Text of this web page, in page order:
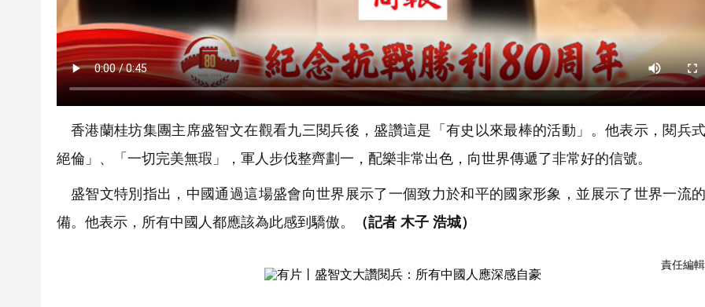
香港蘭桂坊集團主席盛智文在觀看九三閱兵後，盛讚這是「有史以來最棒的活動」。他表示，閱兵
絕倫」、「一切完美無瑕」，軍人步伐整齊劃一，配樂非常出色，向世界傳遞了非常好的信號。
盛智文特別指出，中國通過這場盛會向世界展示了一個致力於和平的國家形象，並展示了世界一流
備。他表示，所有中國人都應該為此感到驕傲。
（記者 木子 浩城）
責任編